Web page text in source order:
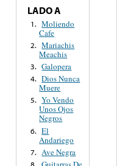
LADO A
1. Moliendo
Cafe
2. Mariachis
Meachis
3. Galopera
4. Dios Nunca
Muere
5. Yo Vendo
Unos Ojos
Negros
6. El
Andariego
7. Ave Negra